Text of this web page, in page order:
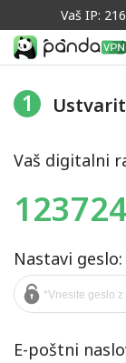
Vaš IP:
1
Vaš digitalni
Nastavi geslo:
E-poštni